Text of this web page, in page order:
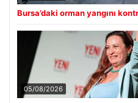
Bursa’daki orman yangını
05/08/2026